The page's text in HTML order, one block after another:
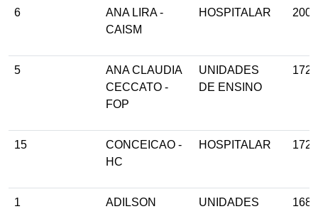
6
ANA LIRA -
CAISM
HOSPITALAR 200
5
ANA CLAUDIA
CECCATO -
FOP
UNIDADES
DE ENSINO
172
15
CONCEICAO -
HC
HOSPITALAR 172
1
ADILSON
UNIDADES
168